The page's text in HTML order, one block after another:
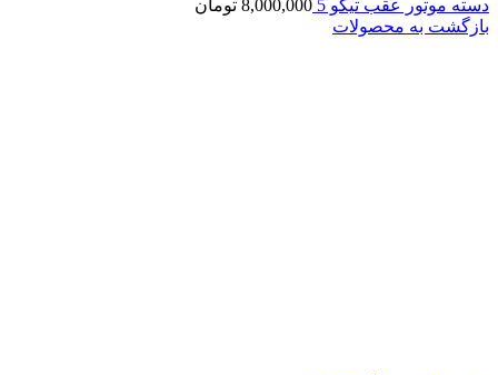
دسته موتور عقب تیگو 5 8,000,000 تومان
بازگشت به محصولات